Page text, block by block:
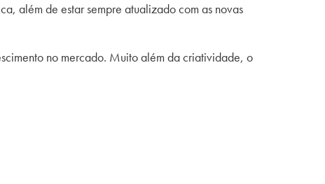
além de estar sempre atualizado com as novas
no mercado. Muito além da criatividade, o